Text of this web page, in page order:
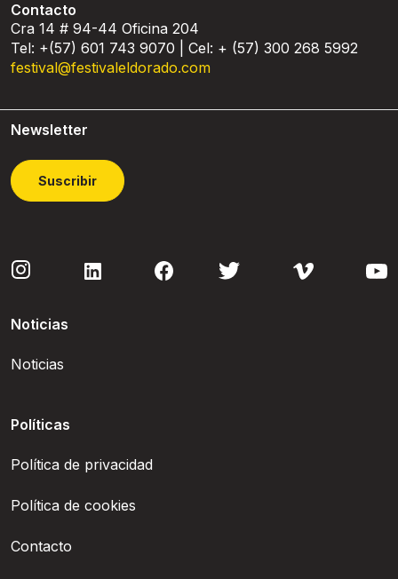
Contacto
Cra 14 # 94-44 Oficina 204
Tel: +(57) 601 743 9070 | Cel: + (57) 300 268 5992
festival@festivaleldorado.com
Newsletter
Suscribir
Noticias
Noticias
Políticas
Política de privacidad
Política de cookies
Contacto